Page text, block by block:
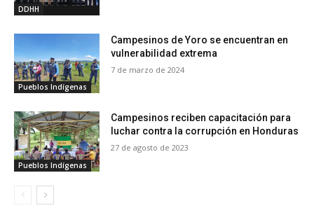
DDHH
Pueblos Indígenas
Campesinos de Yoro se encuentran en
vulnerabilidad extrema
7 de marzo de 2024
Pueblos Indígenas
Campesinos reciben capacitación para
luchar contra la corrupción en Honduras
27 de agosto de 2023